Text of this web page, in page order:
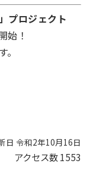
プロジェクト
始！
日 令和2年10月16日
アクセス数1553